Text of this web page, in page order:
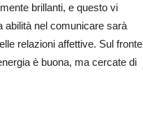
brillanti, e questo vi
abilità nel comunicare sarà
relazioni affettive. Sul fronte
è buona, ma cercate di